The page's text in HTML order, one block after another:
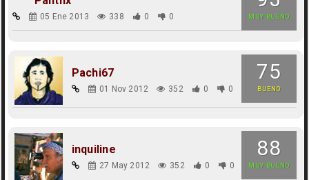
MUY BUENO
05 Ene 2013 338 0 0
75
BUENO
Pachi67
01 Nov 2012 352 0 0
88
MUY BUENO
inquiline
27 May 2012 352 0 0